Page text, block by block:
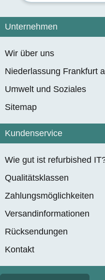
Unternehmen
Wir über uns
Niederlassung Frankfurt
Umwelt und Soziales
Sitemap
Kundenservice
Wie gut ist refurbished
Qualitätsklassen
Zahlungsmöglichkeiten
Versandinformationen
Rücksendungen
Kontakt